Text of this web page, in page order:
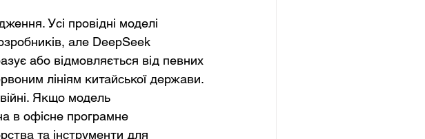
Усі провідні моделі
але DeepSeek
або відмовляється від певних
лініям китайської держави.
Якщо модель
в офісне програмне
та інструменти для